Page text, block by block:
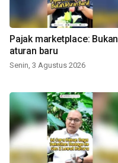
Pajak marketplace: Bukan
aturan baru
Senin, 3 Agustus 2026